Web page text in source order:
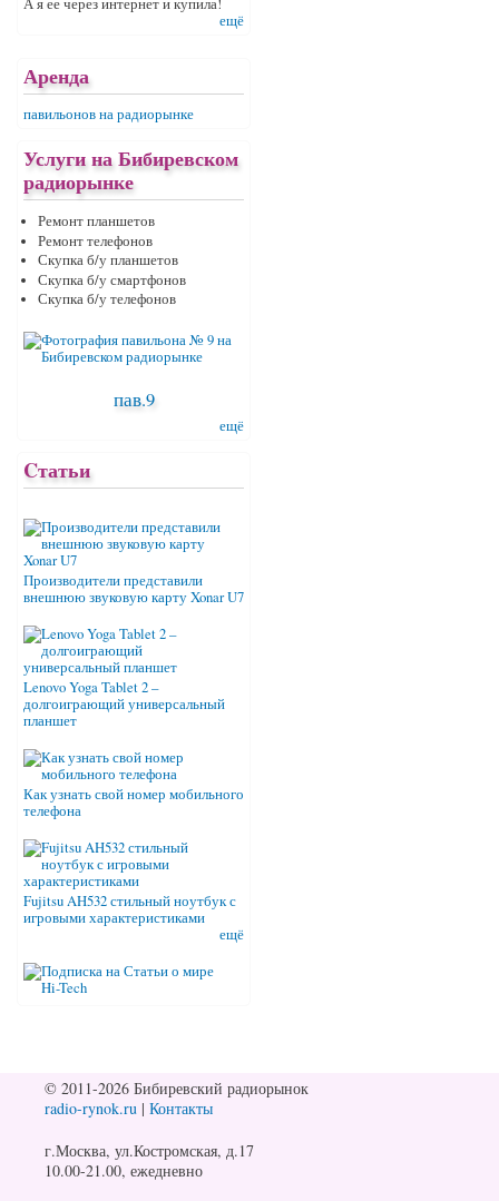
А я ее через интернет и купила!
ещё
Аренда
павильонов на радиорынке
Услуги на Бибиревском
радиорынке
Ремонт планшетов
Ремонт телефонов
Скупка б/у планшетов
Скупка б/у смартфонов
Скупка б/у телефонов
пав.9
ещё
Cтатьи
Производители представили
внешнюю звуковую карту Xonar U7
Lenovo Yoga Tablet 2 –
долгоиграющий универсальный
планшет
Как узнать свой номер мобильного
телефона
Fujitsu AH532 стильный ноутбук с
игровыми характеристиками
ещё
© 2011-2026 Бибиревский радиорынок
radio-rynok.ru | Контакты
г.Москва, ул.Костромская, д.17
10.00-21.00, ежедневно